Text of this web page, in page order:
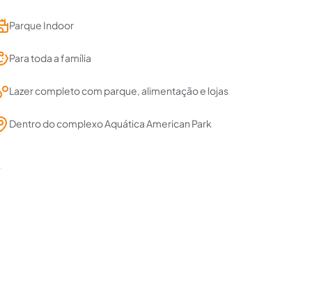
Parque Indoor
Para toda a família
Lazer completo com parque, alimentação e lojas
Dentro do complexo Aquática American Park